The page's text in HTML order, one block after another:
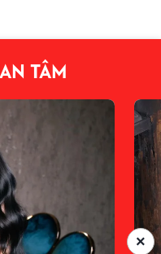
TÂM
×